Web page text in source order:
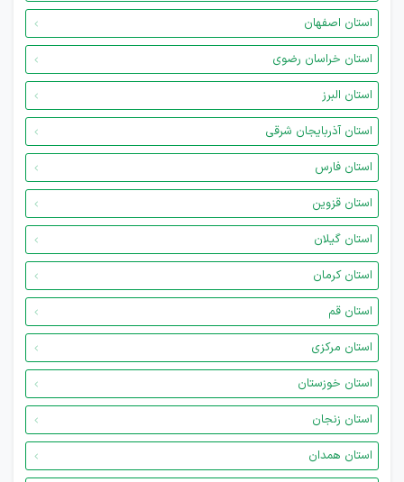
استان اصفهان
استان خراسان رضوی
استان البرز
استان آذربایجان شرقی
استان فارس
استان قزوین
استان گیلان
استان کرمان
استان قم
استان مرکزی
استان خوزستان
استان زنجان
استان همدان